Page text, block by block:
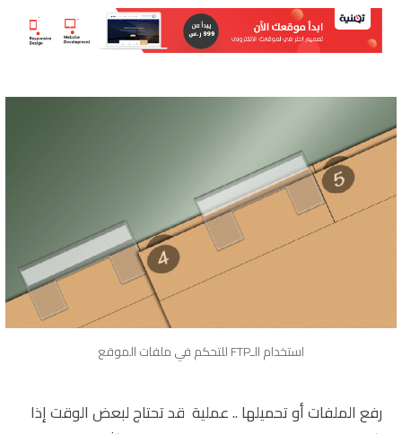
استخدام الـFTP للتحكم في ملفات الموقع
رفع الملفات أو تحميلها .. عملية قد تحتاج لبعض الوقت إذا